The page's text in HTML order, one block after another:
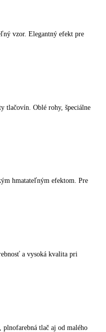
vzor. Elegantný efekt pre
tlačovín. Oblé rohy, špeciálne
hmatateľným efektom. Pre
a vysoká kvalita pri
plnofarebná tlač aj od malého